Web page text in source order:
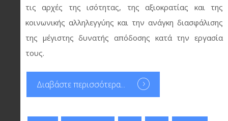
τις αρχές της ισότητας, της αξιοκρατίας και της
κοινωνικής αλληλεγγύης και την ανάγκη διασφάλισης
της μέγιστης δυνατής απόδοσης κατά την εργασία
τους.
Διαβάστε περισσότερα...